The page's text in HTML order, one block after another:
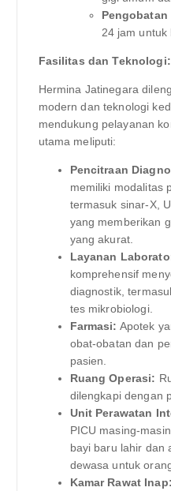
Pengobatan
24 jam untuk
Fasilitas dan Teknologi:
Hermina Jatinegara
modern dan teknologi
mendukung pelayanan
utama meliputi:
Pencitraan
memiliki modalitas
termasuk sinar-X,
yang memberikan
yang akurat.
Layanan
komprehensif
diagnostik,
tes mikrobiologi.
Farmasi: Apotek
obat-obatan dan
pasien.
Ruang Operasi:
dilengkapi dengan
Unit Perawatan
PICU masing-
bayi baru lahir dan
dewasa untuk
Kamar Rawat Inap: